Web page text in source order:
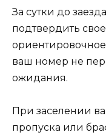
За сутки до
подтвердить
ориентировочное
ваш номер не
ожидания.
При заселении
пропуска или